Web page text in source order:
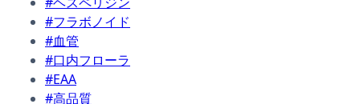
#フラボノイド
#血管
#口内フローラ
#EAA
#高品質